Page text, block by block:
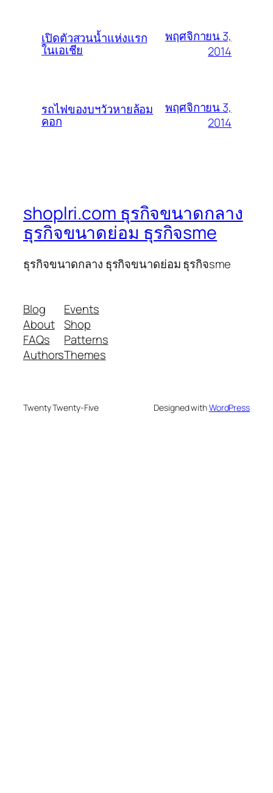
เปิดตัวสวนน้ำแห่งแรก
ในเอเชีย
พฤศจิกายน 3,
2014
รถไฟของบฯวัวหายล้อม
คอก
พฤศจิกายน 3,
2014
shoplri.com ธุรกิจขนาดกลาง
ธุรกิจขนาดย่อม ธุรกิจsme
ธุรกิจขนาดกลาง ธุรกิจขนาดย่อม ธุรกิจsme
Blog
About
FAQs
Authors
Events
Shop
Patterns
Themes
Twenty Twenty-Five Designed withWordPress